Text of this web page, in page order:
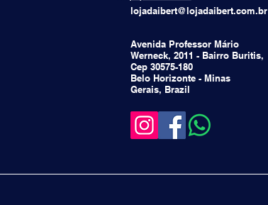
lojadaibert@lojadaibert.com.br
Avenida Professor Mário
Werneck, 2011 - Bairro Buritis,
Cep 30575-180
Belo Horizonte - Minas
Gerais, Brazil